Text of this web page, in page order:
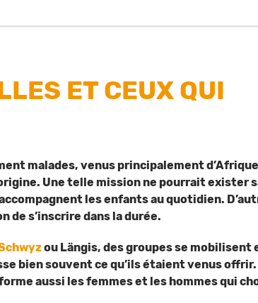
ET CEUX QUI
malades, venus principalement
Une telle mission ne pourrait exister
les enfants au quotidien.
s’inscrire dans la durée.
ou Längis, des groupes se mobilisent
bien souvent ce qu’ils étaient venus offrir.
aussi les femmes et les hommes qui